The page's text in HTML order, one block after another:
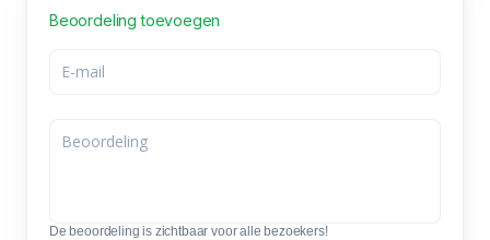
Beoordeling toevoegen
De beoordeling is zichtbaar voor alle bezoekers!